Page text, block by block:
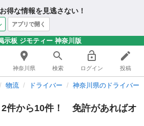
得な情報を見逃さない！
アプリで開く
示板 ジモティー 神奈川版
神奈川県 検索 ログイン 投稿
物流 ドライバー 神奈川県のドライバー
から10件！ 免許があればオ